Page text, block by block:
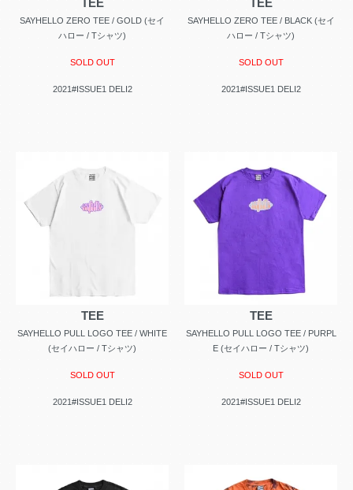
TEE
SAYHELLO ZERO TEE / GOLD (セイ
ハロー / Tシャツ)
SOLD OUT
2021#ISSUE1 DELI2
TEE
SAYHELLO ZERO TEE / BLACK (セイ
ハロー / Tシャツ)
SOLD OUT
2021#ISSUE1 DELI2
TEE
SAYHELLO PULL LOGO TEE / WHITE
(セイハロー / Tシャツ)
SOLD OUT
2021#ISSUE1 DELI2
TEE
SAYHELLO PULL LOGO TEE / PURPL
E (セイハロー / Tシャツ)
SOLD OUT
2021#ISSUE1 DELI2